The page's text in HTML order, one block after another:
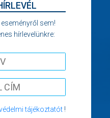
sem!
hírlevelünkre:
tájékoztatót!